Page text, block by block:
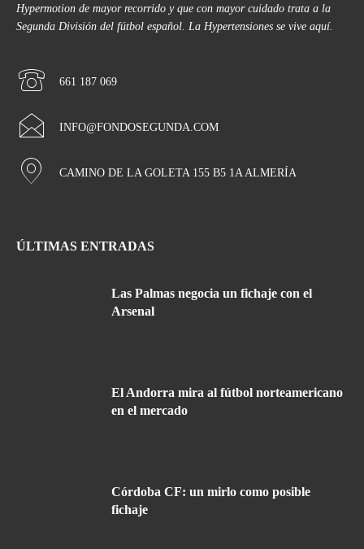
Hypermotion de mayor recorrido y que con mayor cuidado trata a la
Segunda División del fútbol español. La Hypertensiones se vive aquí.
661 187 069
INFO@FONDOSEGUNDA.COM
CAMINO DE LA GOLETA 155 B5 1A ALMERÍA
ÚLTIMAS ENTRADAS
Las Palmas negocia un fichaje con el
Arsenal
El Andorra mira al fútbol norteamericano
en el mercado
Córdoba CF: un mirlo como posible
fichaje